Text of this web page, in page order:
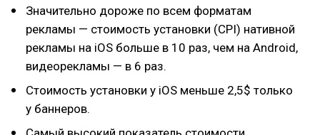
Значительно дороже по всем форматам
рекламы — стоимость установки (CPI) нативной
рекламы на iOS больше в 10 раз, чем на Android,
видеорекламы — в 6 раз.
Стоимость установки у iOS меньше 2,5$ только
у баннеров.